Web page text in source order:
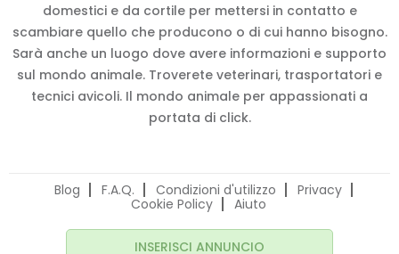
domestici e da cortile per mettersi in contatto e
scambiare quello che producono o di cui hanno bisogno.
Sarà anche un luogo dove avere informazioni e supporto
sul mondo animale. Troverete veterinari, trasportatori e
tecnici avicoli. Il mondo animale per appassionati a
portata di click.
Blog F.A.Q. Condizioni d'utilizzo
Privacy
Cookie Policy
Aiuto
INSERISCI ANNUNCIO